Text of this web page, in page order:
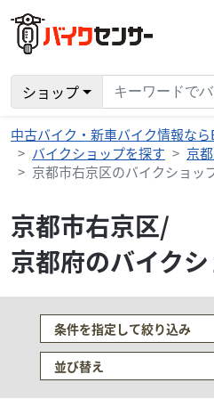
ショップ
中古バイク・新車バイク情報な
バイクショップを探す
京
京都市右京区のバイクショッ
京都市右京区/
京都府のバイク
条件を指定して絞り込み
並び替え